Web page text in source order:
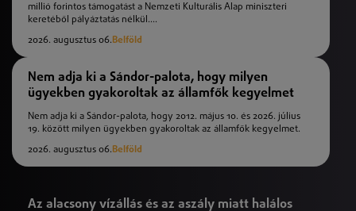
millió forintos támogatást a Nemzeti Kulturális Alap miniszteri
keretéből pályáztatás nélkül....
2026. augusztus 06.Belföld
Nem adja ki a Sándor-palota, hogy milyen
ügyekben gyakoroltak az államfők kegyelmet
Nem adja ki a Sándor-palota, hogy 2012. május 10. és 2026. július
19. között milyen ügyekben gyakoroltak az államfők kegyelmet.
2026. augusztus 06.Belföld
Az alacsony vízállás és az aszály miatt halálos